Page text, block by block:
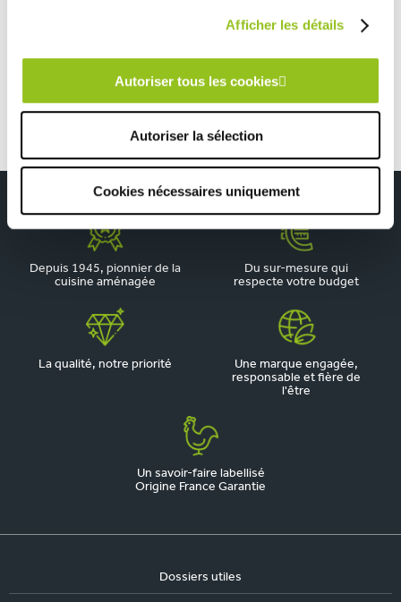
Afficher les détails
Autoriser tous les cookies
Autoriser la sélection
Cookies nécessaires uniquement
TOUTES NOS RÉALISATIONS
Cuisine d’un bleu doux avec un petit coin repas
Depuis 1945, pionnier de la
cuisine aménagée
Du sur-mesure qui
respecte votre budget
La qualité, notre priorité
Une marque engagée,
responsable et fière de
l'être
Un savoir-faire labellisé
Origine France Garantie
Dossiers utiles